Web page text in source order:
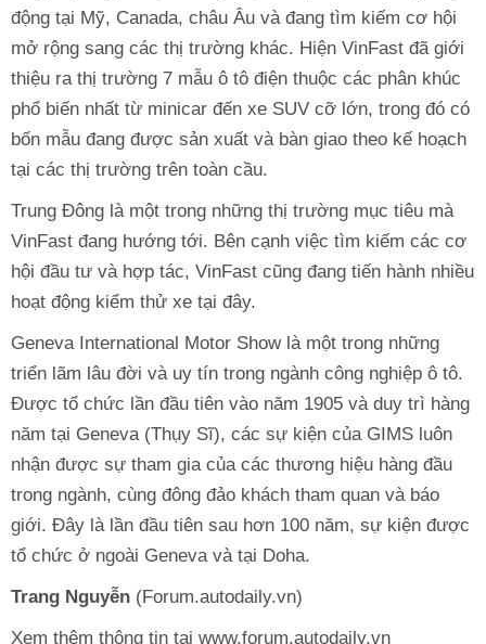
động tại Mỹ, Canada, châu Âu và đang tìm kiếm cơ hội
mở rộng sang các thị trường khác. Hiện VinFast đã giới
thiệu ra thị trường 7 mẫu ô tô điện thuộc các phân khúc
phổ biến nhất từ minicar đến xe SUV cỡ lớn, trong đó có
bốn mẫu đang được sản xuất và bàn giao theo kế hoạch
tại các thị trường trên toàn cầu.
Trung Đông là một trong những thị trường mục tiêu mà
VinFast đang hướng tới. Bên cạnh việc tìm kiếm các cơ
hội đầu tư và hợp tác, VinFast cũng đang tiến hành nhiều
hoạt động kiểm thử xe tại đây.
Geneva International Motor Show là một trong những
triển lãm lâu đời và uy tín trong ngành công nghiệp ô tô.
Được tổ chức lần đầu tiên vào năm 1905 và duy trì hàng
năm tại Geneva (Thụy Sĩ), các sự kiện của GIMS luôn
nhận được sự tham gia của các thương hiệu hàng đầu
trong ngành, cùng đông đảo khách tham quan và báo
giới. Đây là lần đầu tiên sau hơn 100 năm, sự kiện được
tổ chức ở ngoài Geneva và tại Doha.
Trang Nguyễn (Forum.autodaily.vn)
Xem thêm thông tin tại www.forum.autodaily.vn